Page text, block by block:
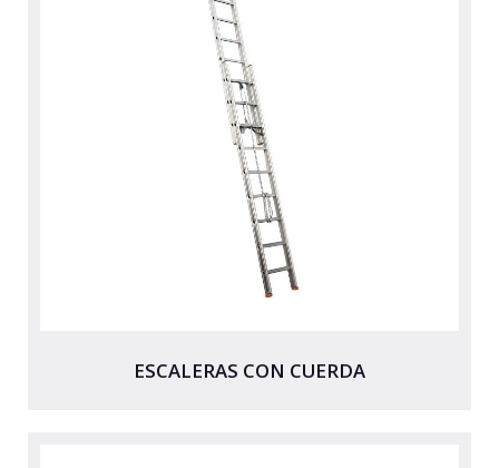
ESCALERAS CON CUERDA